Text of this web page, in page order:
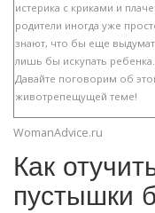
истерика с криками и
родители иногда уже
знают, что бы еще
лишь бы искупать ребенка.
Давайте поговорим об
животрепещущей теме!
WomanAdvice.ru
Как
пустышки